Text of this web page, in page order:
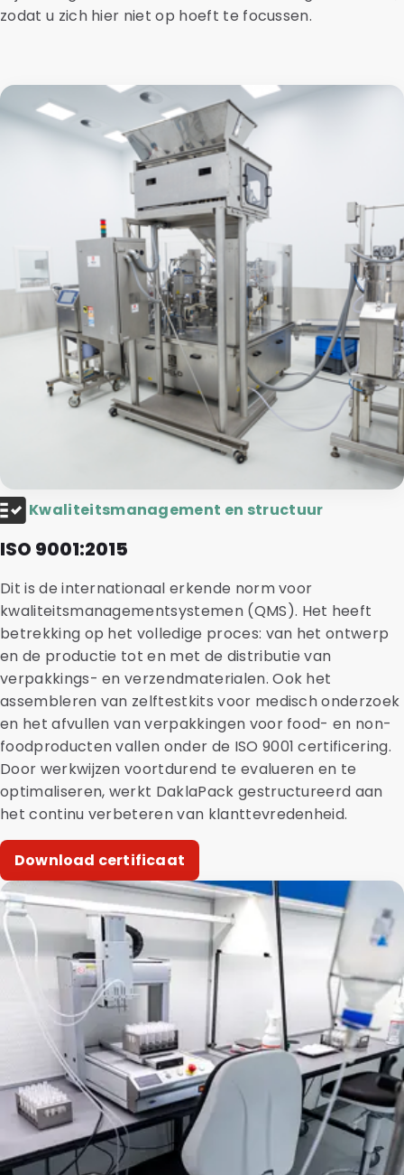
zodat u zich hier niet op hoeft te focussen.
Kwaliteitsmanagement en structuur
ISO 9001:2015
Dit is de internationaal erkende norm voor
kwaliteitsmanagementsystemen (QMS). Het heeft
betrekking op het volledige proces: van het ontwerp
en de productie tot en met de distributie van
verpakkings- en verzendmaterialen. Ook het
assembleren van zelftestkits voor medisch onderzoek
en het afvullen van verpakkingen voor food- en non-
foodproducten vallen onder de ISO 9001 certificering.
Door werkwijzen voortdurend te evalueren en te
optimaliseren, werkt DaklaPack gestructureerd aan
het continu verbeteren van klanttevredenheid.
Download certificaat